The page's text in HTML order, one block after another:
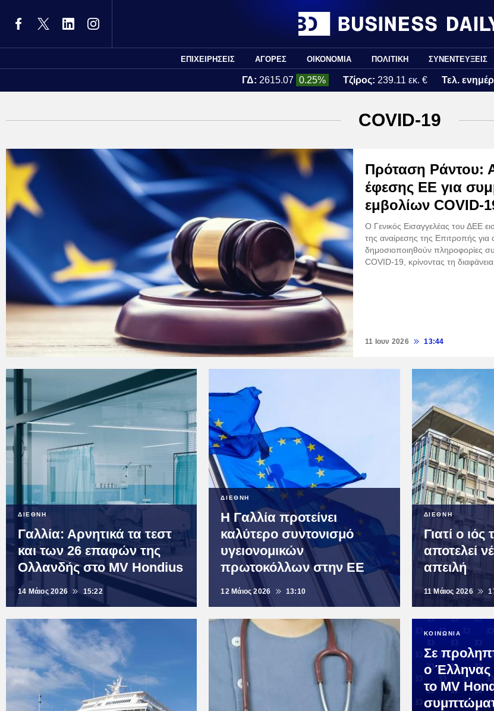
ΕΠΙΧΕΙΡΗΣΕΙΣ ΑΓΟΡΕΣ ΟΙΚΟΝΟΜΙΑ ΠΟΛΙΤΙΚΗ ΣΥΝΕΝΤΕΥΞΕΙΣ
ΓΔ: 2615.07 0.25% Τζίρος: 239.11 εκ. € Τελ.
COVID-19
Πρόταση Ράντου:
έφεσης ΕΕ για
εμβολίων COVID-
Ο Γενικός Εισαγγελέας του ΔΕΕ
της αναίρεσης της Επιτροπής
δημοσιοποιηθούν πληροφορίες
COVID-19, κρίνοντας τη
11 Ιουν 2026 13:44
ΔΙΕΘΝΗ
Γαλλία: Αρνητικά τα τεστ
και των 26 επαφών της
Ολλανδής στο MV Hondius
14 Μάιος 2026 15:22
ΔΙΕΘΝΗ
Η Γαλλία προτείνει
καλύτερο συντονισμό
υγειονομικών
πρωτοκόλλων στην ΕΕ
12 Μάιος 2026 13:10
ΔΙΕΘΝΗ
Γιατί ο
αποτελεί
απειλή
11 Μάιος 2026
ΚΟΙΝΩΝΙΑ
Σε
ο Έλληνας
το MV